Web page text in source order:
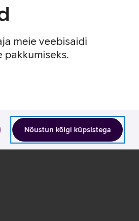
meie veebisaidi
pakkumiseks.
Nõustun kõigi küpsistega